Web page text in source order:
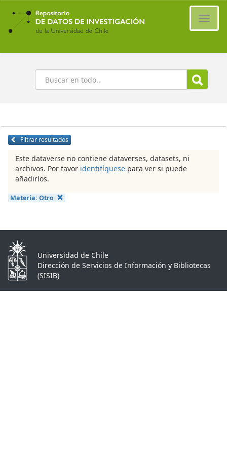
Ir
contenido
principal
Buscar
Filtrar resultados
Este dataverse no contiene dataverses, datasets, ni
archivos. Por favor identifíquese para ver si puede
añadirlos.
Materia: Otro
Universidad de Chile
Dirección de Servicios de Información y Bibliotecas
(SISIB)